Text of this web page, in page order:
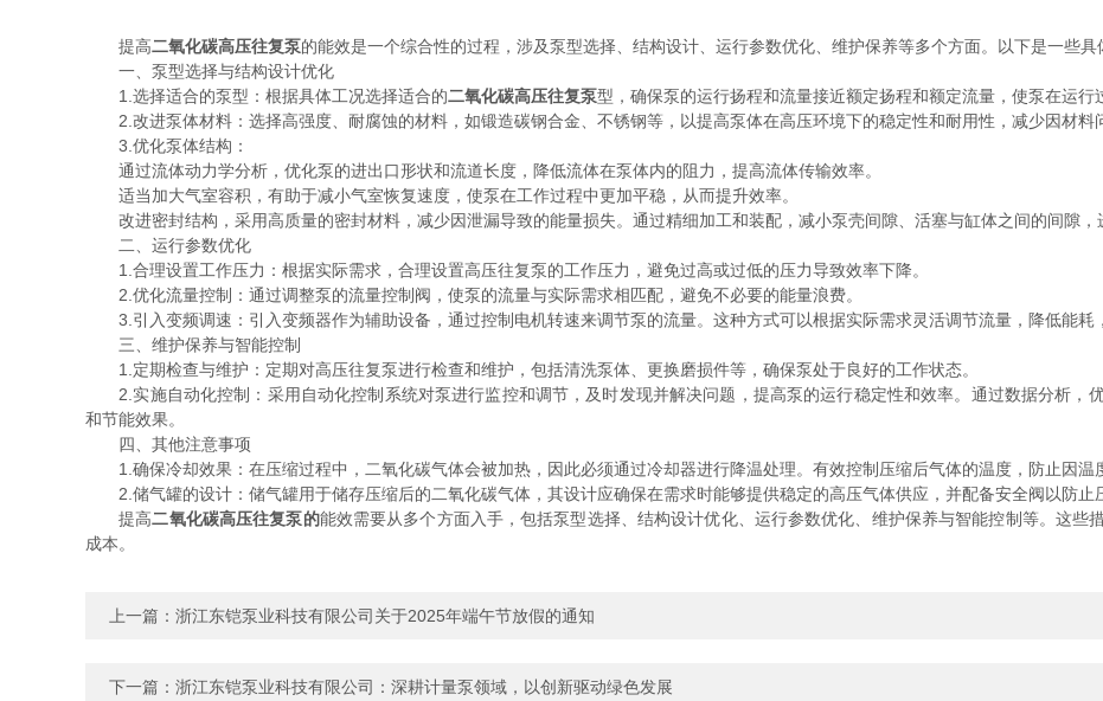
提高二氧化碳高压往复泵的能效是一个综合性的过程，涉及泵型选择、结构设计、运行参数优化、维护保养等多个方面。以下是一些具
一、泵型选择与结构设计优化
1.选择适合的泵型：根据具体工况选择适合的二氧化碳高压往复泵型，确保泵的运行扬程和流量接近额定扬程和额定流量，使泵在运行
2.改进泵体材料：选择高强度、耐腐蚀的材料，如锻造碳钢合金、不锈钢等，以提高泵体在高压环境下的稳定性和耐用性，减少因材料
3.优化泵体结构：
通过流体动力学分析，优化泵的进出口形状和流道长度，降低流体在泵体内的阻力，提高流体传输效率。
适当加大气室容积，有助于减小气室恢复速度，使泵在工作过程中更加平稳，从而提升效率。
改进密封结构，采用高质量的密封材料，减少因泄漏导致的能量损失。通过精细加工和装配，减小泵壳间隙、活塞与缸体之间的间隙，
二、运行参数优化
1.合理设置工作压力：根据实际需求，合理设置高压往复泵的工作压力，避免过高或过低的压力导致效率下降。
2.优化流量控制：通过调整泵的流量控制阀，使泵的流量与实际需求相匹配，避免不必要的能量浪费。
3.引入变频调速：引入变频器作为辅助设备，通过控制电机转速来调节泵的流量。这种方式可以根据实际需求灵活调节流量，降低能耗
三、维护保养与智能控制
1.定期检查与维护：定期对高压往复泵进行检查和维护，包括清洗泵体、更换磨损件等，确保泵处于良好的工作状态。
2.实施自动化控制：采用自动化控制系统对泵进行监控和调节，及时发现并解决问题，提高泵的运行稳定性和效率。通过数据分析，
和节能效果。
四、其他注意事项
1.确保冷却效果：在压缩过程中，二氧化碳气体会被加热，因此必须通过冷却器进行降温处理。有效控制压缩后气体的温度，防止因温
2.储气罐的设计：储气罐用于储存压缩后的二氧化碳气体，其设计应确保在需求时能够提供稳定的高压气体供应，并配备安全阀以防止
提高二氧化碳高压往复泵的能效需要从多个方面入手，包括泵型选择、结构设计优化、运行参数优化、维护保养与智能控制等。这些
成本。
上一篇： 浙江东铠泵业科技有限公司关于2025年端午节放假的通知
下一篇： 浙江东铠泵业科技有限公司：深耕计量泵领域，以创新驱动绿色发展